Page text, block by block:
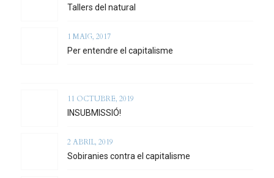
Tallers del natural
1 MAIG, 2017
Per entendre el capitalisme
11 OCTUBRE, 2019
INSUBMISSIÓ!
2 ABRIL, 2019
Sobiranies contra el capitalisme